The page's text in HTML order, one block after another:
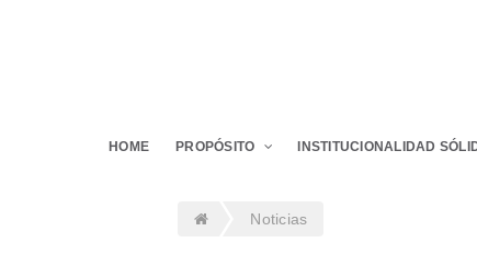
HOME PROPÓSITO INSTITUCIONALIDAD
Noticias